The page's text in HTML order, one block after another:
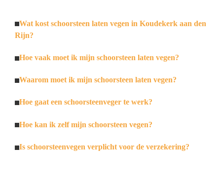
Wat kost schoorsteen laten vegen in Koudekerk aan den
Rijn?
Hoe vaak moet ik mijn schoorsteen laten vegen?
Waarom moet ik mijn schoorsteen laten vegen?
Hoe gaat een schoorsteenveger te werk?
Hoe kan ik zelf mijn schoorsteen vegen?
Is schoorsteenvegen verplicht voor de verzekering?